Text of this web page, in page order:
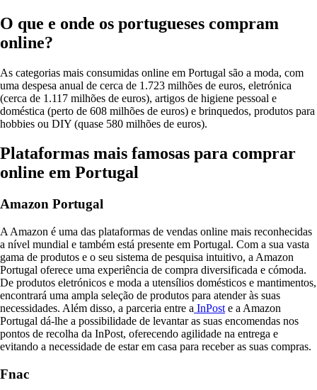
O que e onde os portugueses compram
online?
As categorias mais consumidas online em Portugal são a moda, com
uma despesa anual de cerca de 1.723 milhões de euros, eletrónica
(cerca de 1.117 milhões de euros), artigos de higiene pessoal e
doméstica (perto de 608 milhões de euros) e brinquedos, produtos para
hobbies ou DIY (quase 580 milhões de euros).
Plataformas mais famosas para comprar
online em Portugal
Amazon Portugal
A Amazon é uma das plataformas de vendas online mais reconhecidas
a nível mundial e também está presente em Portugal. Com a sua vasta
gama de produtos e o seu sistema de pesquisa intuitivo, a Amazon
Portugal oferece uma experiência de compra diversificada e cómoda.
De produtos eletrónicos e moda a utensílios domésticos e mantimentos,
encontrará uma ampla seleção de produtos para atender às suas
necessidades. Além disso, a parceria entre a InPost e a Amazon
Portugal dá-lhe a possibilidade de levantar as suas encomendas nos
pontos de recolha da InPost, oferecendo agilidade na entrega e
evitando a necessidade de estar em casa para receber as suas compras.
Fnac